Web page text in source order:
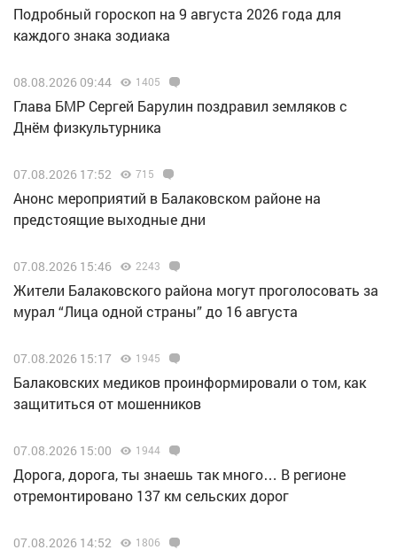
Подробный гороскоп на 9 августа 2026 года для
каждого знака зодиака
08.08.2026 09:44 1405
Глава БМР Сергей Барулин поздравил земляков с
Днём физкультурника
07.08.2026 17:52 715
Анонс мероприятий в Балаковском районе на
предстоящие выходные дни
07.08.2026 15:46 2243
Жители Балаковского района могут проголосовать за
мурал “Лица одной страны” до 16 августа
07.08.2026 15:17 1945
Балаковских медиков проинформировали о том, как
защититься от мошенников
07.08.2026 15:00 1944
Дорога, дорога, ты знаешь так много… В регионе
отремонтировано 137 км сельских дорог
07.08.2026 14:52 1806